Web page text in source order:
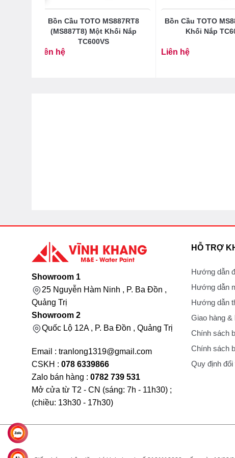
Bồn Cầu TOTO MS887RT8
(MS887T8) Một Khối Nắp
TC600VS
Liên hệ
Bồn Cầu TOTO
Khối Nắp
Liên hệ
Showroom 1
25 Nguyễn Hàm Ninh , P. Ba Đồn ,
Quảng Trị
Showroom 2
Quốc Lộ 12A , P. Ba Đồn , Quảng Trị
Email : tranlong1319@gmail.com
CSKH : 078 6339866
Zalo bán hàng : 0782 739 531
Mở cửa từ T2 - CN (sáng: 7h - 11h30) ;
(chiều: 13h30 - 17h30)
HỖ TRỢ
Hướng dẫn
Hướng dẫn
Hướng dẫn
Giao hàng &
Chính sách
Chính sách
Quy định đổi